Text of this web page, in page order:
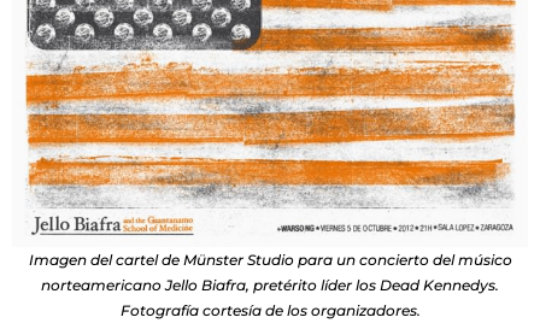
Imagen del cartel de Münster Studio para un concierto del músico
norteamericano Jello Biafra, pretérito líder los Dead Kennedys.
Fotografía cortesía de los organizadores.